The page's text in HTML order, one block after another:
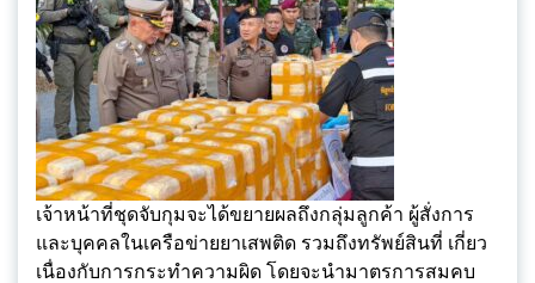
เจ้าหน้าที่ชุดจับกุมจะได้ขยายผลถึงกลุ่มลูกค้า ผู้สั่งการ
และบุคคลในเครือข่ายยาเสพติด รวมถึงทรัพย์สินที่ เกี่ยว
เนื่องกับการกระทำความผิด โดยจะนำมาตรการสมคบ